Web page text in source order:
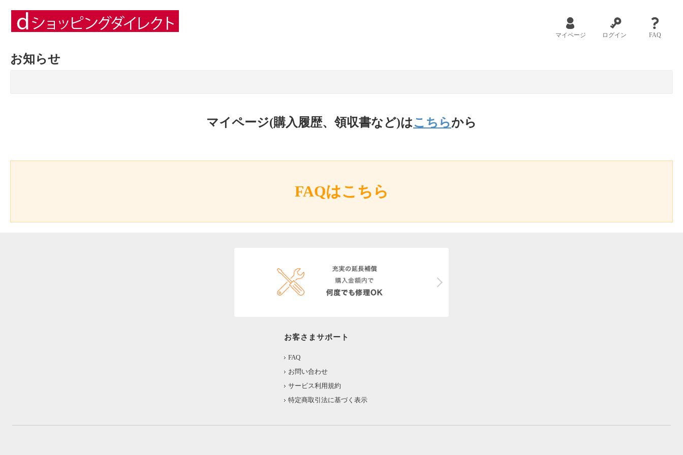
マイページ ログイン FAQ
お知らせ
マイページ(購入履歴、領収書など)はこちらから
FAQはこちら
お客さまサポート
FAQ
お問い合わせ
サービス利用規約
特定商取引法に基づく表示